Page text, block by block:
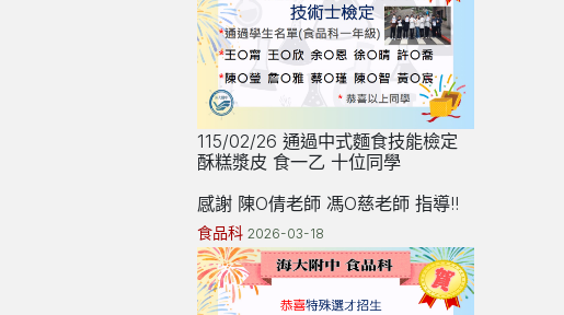
115/02/26 通過中式麵食技能檢定
酥糕漿皮 食一乙 十位同學
感謝 陳O倩老師 馮O慈老師 指導!!
食品科2026-03-18